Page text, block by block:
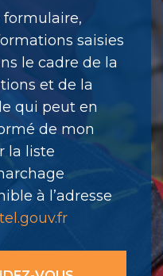
saisies
le cadre de la
et de la
qui peut en
de mon
la liste
à l’adresse